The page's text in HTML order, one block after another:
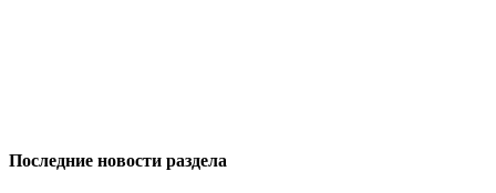
Последние новости раздела